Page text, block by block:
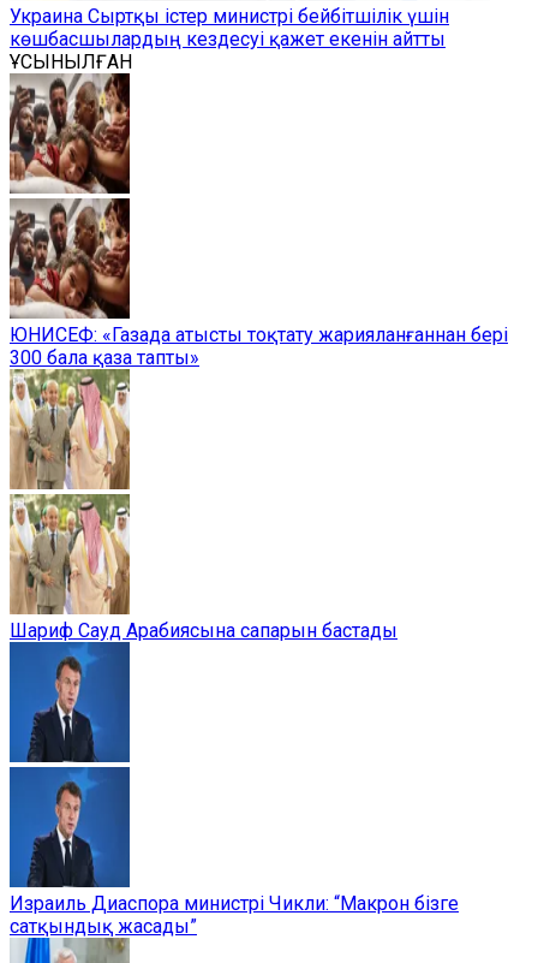
Украина Сыртқы істер министрі бейбітшілік үшін
көшбасшылардың кездесуі қажет екенін айтты
ҰСЫНЫЛҒАН
ЮНИСЕФ: «Газада атысты тоқтату жарияланғаннан бері
300 бала қаза тапты»
Шариф Сауд Арабиясына сапарын бастады
Израиль Диаспора министрі Чикли: “Макрон бізге
сатқындық жасады”